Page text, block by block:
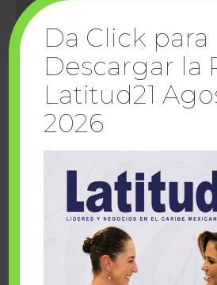
Cuando la solidaridad
sueños Fairmont Mayakoba
Da Click para
Descargar la
Latitud21
2026